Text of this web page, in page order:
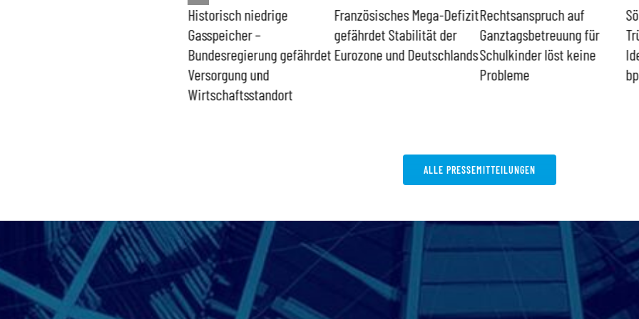
Französisches Mega-Defizit
gefährdet Stabilität der
Eurozone und Deutschlands
Rechtsanspruch auf
Ganztagsbetreuung für
Schulkinder löst keine
Sönke Rix hinterlässt
Trümmerhaufen –
Ideologisches Linksprojekt
bpb sofort beenden